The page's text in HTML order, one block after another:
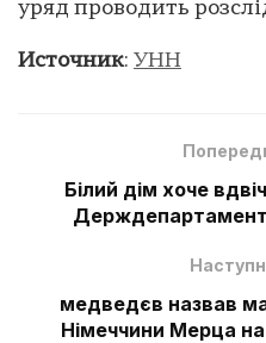
уряд проводить
Источник: УНН
Білий дім хоче
медведєв назвав
Німеччини Мерца